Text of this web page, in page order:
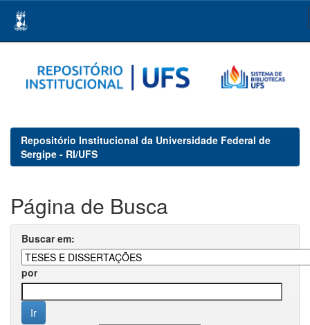
navigation
Repositório Institucional da Universidade Federal de
Sergipe - RI/UFS
Página de Busca
Buscar em:
por